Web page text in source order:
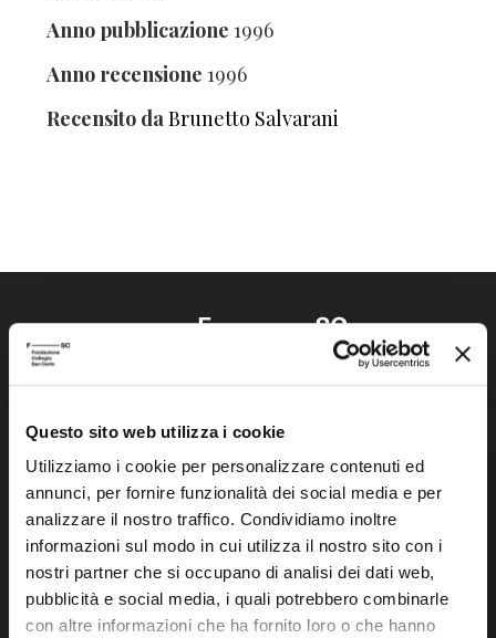
Questo sito web utilizza i cookie
Utilizziamo i cookie per personalizzare contenuti ed
annunci, per fornire funzionalità dei social media e per
analizzare il nostro traffico. Condividiamo inoltre
informazioni sul modo in cui utilizza il nostro sito con i
nostri partner che si occupano di analisi dei dati web,
pubblicità e social media, i quali potrebbero combinarle
con altre informazioni che ha fornito loro o che hanno
Anno pubblicazione 1996
Anno recensione 1996
Recensito daBrunetto Salvarani
Fondazione Collegio San Carlo
Via San Carlo 5
41121 Modena (MO)
P.I. 00641060363
tel. 059.421211
info@fondazionesancarlo.it